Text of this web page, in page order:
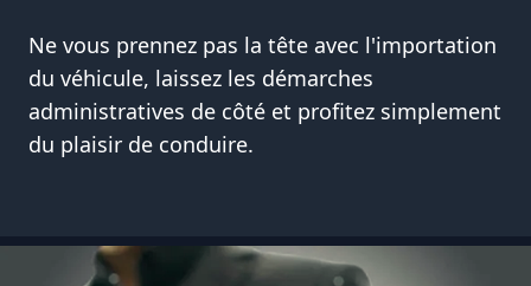
Ne vous prennez pas la tête avec l'importation
du véhicule, laissez les démarches
administratives de côté et profitez simplement
du plaisir de conduire.